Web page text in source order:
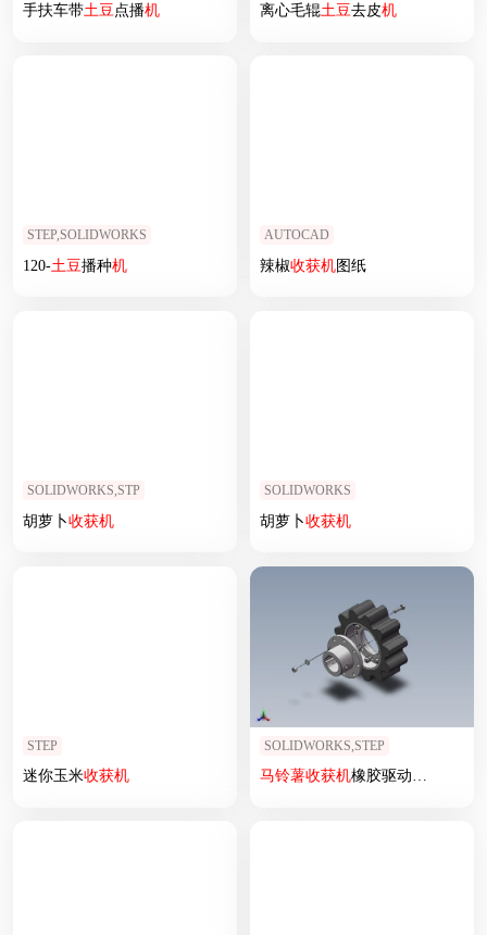
手扶车带土豆点播机 离心毛辊土豆去皮机
STEP,SOLIDWORKS
120-土豆播种机
AUTOCAD
辣椒收获机图纸
SOLIDWORKS,STP
胡萝卜收获机
SOLIDWORKS
胡萝卜收获机
STEP
迷你玉米收获机
SOLIDWORKS,STEP
马铃薯收获机橡胶驱动轮总成